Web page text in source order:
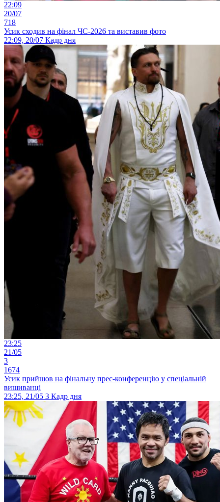
22:09
20/07
718
Усик сходив на фінал ЧС-2026 та виставив фото
22:09, 20/07 Кадр дня
23:25
21/05
3
1674
Усик прийшов на фінальну прес-конференцію у спеціальній
вишиванці
23:25, 21/05 3 Кадр дня